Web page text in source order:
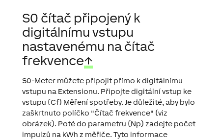
S0 čítač připojený k
digitálnímu vstupu
nastavenému na čítač
frekvence↑
S0-Meter můžete připojit přímo k digitálnímu
vstupu na Extensionu. Připojte digitální vstup ke
vstupu (Cf) Měření spotřeby. Je důležité, aby bylo
zaškrtnuto políčko "Čítač frekvence" (viz
obrázek). Poté do parametru (Np) zadejte počet
impulzů na kWh z měřiče. Tyto informace